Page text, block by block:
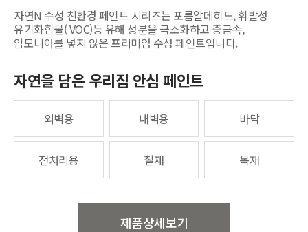
자연N 수성 친환경 페인트 시리즈는 포름알데히드, 휘발성
유기화합물( VOC)등 유해 성분을 극소화하고 중금속,
암모니아를 넣지 않은 프리미엄 수성 페인트입니다.
자연을 담은 우리집 안심 페인트
외벽용 내벽용 바닥
전처리용 철재 목재
제품상세보기